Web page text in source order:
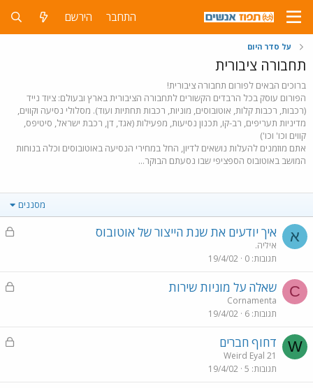
התחבר הירשם
על סדר היום
תחבורה ציבורית
ברוכים הבאים לפורום תחבורה ציבורית!
הפורום עוסק בכל הרבדים הקשורים לתחבורה הציבורית בארץ ובעולם: ציוד נייד
(רכבות, רכבות קלות, אוטובוסים, מוניות, רכבות תחתיות ועוד). מסלולי נסיעה וקווים,
מדיניות תעריפים, רב-קו, תכנון נסיעות, מפעילות (אגד, דן, רכבת ישראל, סיטיפס,
קווים וכו' וכו')
אתם מוזמנים להעלות נושאים לדיון, החל במחירי הנסיעה באוטובוסים וכלה בנוחות
המושב באוטובוס הספציפי שבו נסעתם הבוקר...
מסננים
א
נ
איך יודעים את שנת הייצור של אוטובוס
איליה.
תגובות 0
19/4/02
C
נ
שאלה על מוניות שירות
Cornamenta
תגובות 6
19/4/02
W
נ
דחוף חברים
Weird Eyal 21
תגובות 5
19/4/02